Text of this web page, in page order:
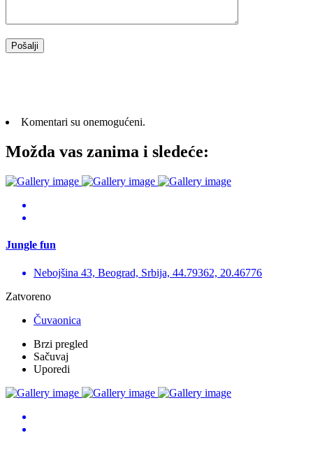
Komentari su onemogućeni.
Možda vas zanima i sledeće:
Jungle fun
Nebojšina 43, Beograd, Srbija, 44.79362, 20.46776
Zatvoreno
Čuvaonica
Brzi pregled
Sačuvaj
Uporedi